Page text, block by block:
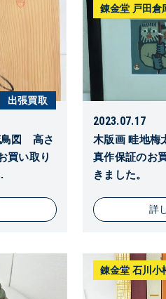
出張買取
鳥図 高さ
買い取り
錬金堂 戸田倉
2023.07.17
木版画 畦地梅
真作保証のお
きました。
詳
錬金堂 石川小